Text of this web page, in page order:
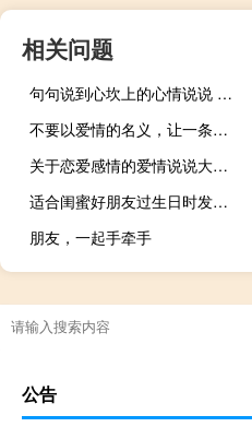
相关问题
句句说到心坎上的心情说说 很现实的人生感悟说说关于时间的说说
不要以爱情的名义，让一条鱼忘记游泳
关于恋爱感情的爱情说说大全2018 适合发说说的关于生活和爱情的一段话
适合闺蜜好朋友过生日时发的祝福说说 想和你继续打闹一辈子
朋友，一起手牵手
公告